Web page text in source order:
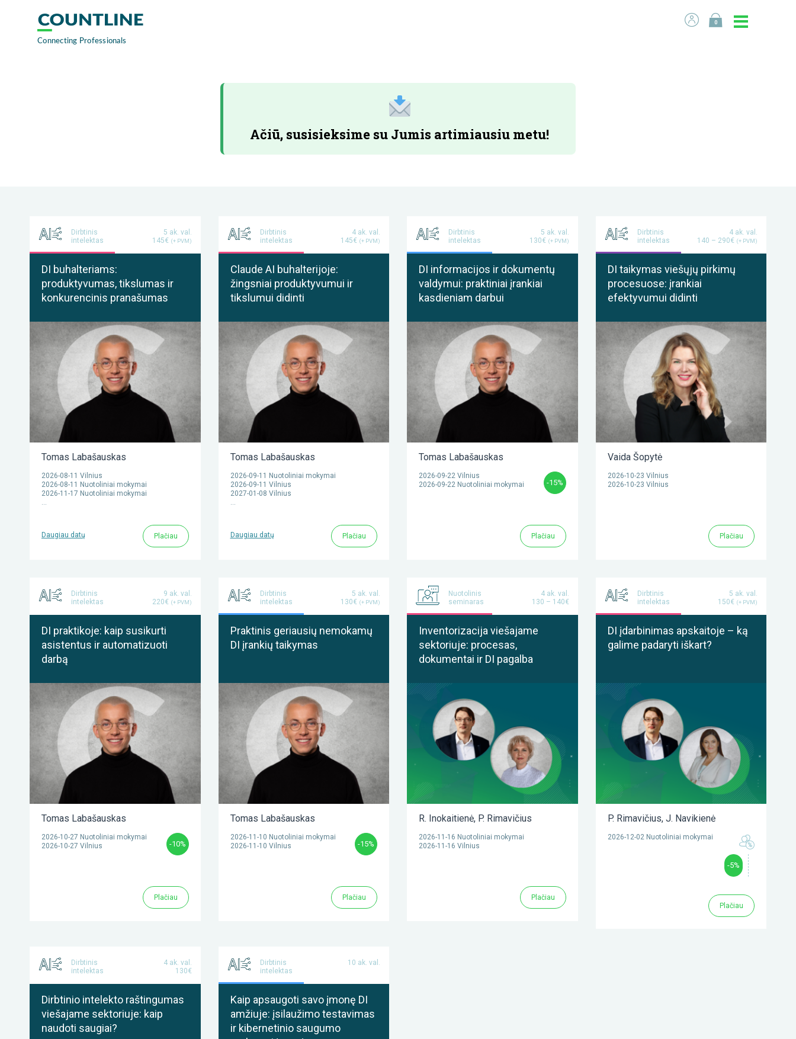
0
Ačiū, susisieksime su Jumis artimiausiu metu!
Dirbtinis
intelektas
5 ak. val.
145€ (+ PVM)
DI buhalteriams:
produktyvumas, tikslumas ir
konkurencinis pranašumas
Tomas Labašauskas
2026-08-11 Vilnius
2026-08-11 Nuotoliniai mokymai
2026-11-17 Nuotoliniai mokymai
…
Daugiau datų Plačiau
Dirbtinis
intelektas
4 ak. val.
145€ (+ PVM)
Claude AI buhalterijoje:
žingsniai produktyvumui ir
tikslumui didinti
Tomas Labašauskas
2026-09-11 Nuotoliniai mokymai
2026-09-11 Vilnius
2027-01-08 Vilnius
…
Daugiau datų Plačiau
Dirbtinis
intelektas
5 ak. val.
130€ (+ PVM)
DI informacijos ir dokumentų
valdymui: praktiniai įrankiai
kasdieniam darbui
Tomas Labašauskas
2026-09-22 Vilnius
2026-09-22 Nuotoliniai mokymai
-15%
Plačiau
Dirbtinis
intelektas
4 ak. val.
140 – 290€ (+ PVM)
DI taikymas viešųjų pirkimų
procesuose: įrankiai
efektyvumui didinti
Vaida Šopytė
2026-10-23 Vilnius
2026-10-23 Vilnius
Plačiau
Dirbtinis
intelektas
9 ak. val.
220€ (+ PVM)
DI praktikoje: kaip susikurti
asistentus ir automatizuoti
darbą
Tomas Labašauskas
2026-10-27 Nuotoliniai mokymai
2026-10-27 Vilnius
-10%
Plačiau
Dirbtinis
intelektas
5 ak. val.
130€ (+ PVM)
Praktinis geriausių nemokamų
DI įrankių taikymas
Tomas Labašauskas
2026-11-10 Nuotoliniai mokymai
2026-11-10 Vilnius
-15%
Plačiau
Nuotolinis
seminaras
4 ak. val.
130 – 140€
Inventorizacija viešajame
sektoriuje: procesas,
dokumentai ir DI pagalba
R. Inokaitienė, P. Rimavičius
2026-11-16 Nuotoliniai mokymai
2026-11-16 Vilnius
Plačiau
Dirbtinis
intelektas
5 ak. val.
150€ (+ PVM)
DI įdarbinimas apskaitoje – ką
galime padaryti iškart?
P. Rimavičius, J. Navikienė
2026-12-02 Nuotoliniai mokymai
-5%
Plačiau
Dirbtinis
intelektas
4 ak. val.
130€
Dirbtinio intelekto raštingumas
viešajame sektoriuje: kaip
naudoti saugiai?
Dirbtinis
intelektas
10 ak. val.
Kaip apsaugoti savo įmonę DI
amžiuje: įsilaužimo testavimas
ir kibernetinio saugumo